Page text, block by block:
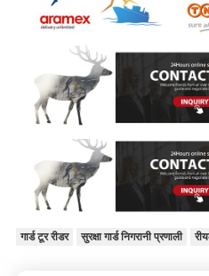
गार्ड टूर रीडर सुरक्षा गार्ड निगरानी प्रणाली